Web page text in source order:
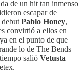
de un hit tan inmenso
escapar de
Pablo Honey,
convirtió a ellos en
en el punto de que
lo de The Bends
salió Vetusta